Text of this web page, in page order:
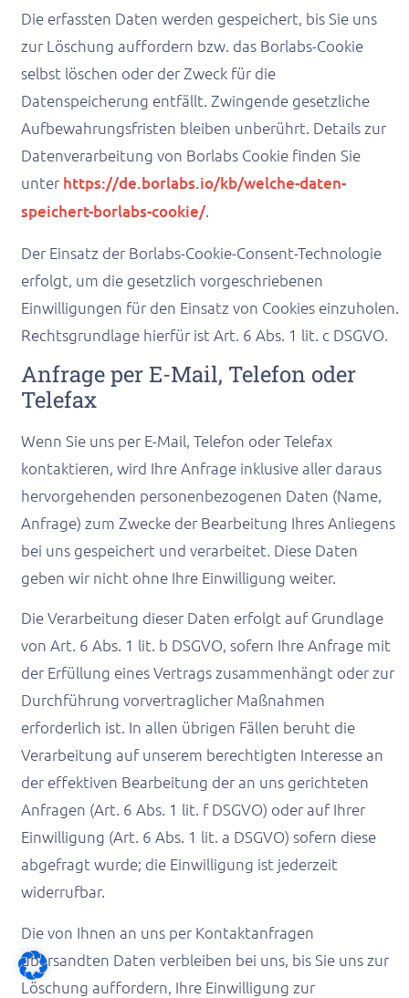
Die erfassten Daten werden gespeichert, bis Sie uns
zur Löschung auffordern bzw. das Borlabs-Cookie
selbst löschen oder der Zweck für die
Datenspeicherung entfällt. Zwingende gesetzliche
Aufbewahrungsfristen bleiben unberührt. Details zur
Datenverarbeitung von Borlabs Cookie finden Sie
unter https://de.borlabs.io/kb/welche-daten-
speichert-borlabs-cookie/.
Der Einsatz der Borlabs-Cookie-Consent-Technologie
erfolgt, um die gesetzlich vorgeschriebenen
Einwilligungen für den Einsatz von Cookies einzuholen.
Rechtsgrundlage hierfür ist Art. 6 Abs. 1 lit. c DSGVO.
Anfrage per E-Mail, Telefon oder
Telefax
Wenn Sie uns per E-Mail, Telefon oder Telefax
kontaktieren, wird Ihre Anfrage inklusive aller daraus
hervorgehenden personenbezogenen Daten (Name,
Anfrage) zum Zwecke der Bearbeitung Ihres Anliegens
bei uns gespeichert und verarbeitet. Diese Daten
geben wir nicht ohne Ihre Einwilligung weiter.
Die Verarbeitung dieser Daten erfolgt auf Grundlage
von Art. 6 Abs. 1 lit. b DSGVO, sofern Ihre Anfrage mit
der Erfüllung eines Vertrags zusammenhängt oder zur
Durchführung vorvertraglicher Maßnahmen
erforderlich ist. In allen übrigen Fällen beruht die
Verarbeitung auf unserem berechtigten Interesse an
der effektiven Bearbeitung der an uns gerichteten
Anfragen (Art. 6 Abs. 1 lit. f DSGVO) oder auf Ihrer
Einwilligung (Art. 6 Abs. 1 lit. a DSGVO) sofern diese
abgefragt wurde; die Einwilligung ist jederzeit
widerrufbar.
Die von Ihnen an uns per Kontaktanfragen
übersandten Daten verbleiben bei uns, bis Sie uns zur
Löschung auffordern, Ihre Einwilligung zur